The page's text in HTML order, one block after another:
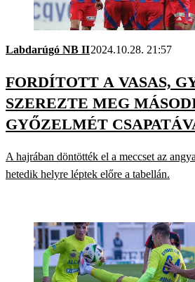
Labdarúgó NB II2024.10.28. 21:57
FORDÍTOTT A VASAS,
SZEREZTE MEG
GYŐZELMÉT
A hajrában döntötték el a meccset az
hetedik helyre léptek előre a tabellán.